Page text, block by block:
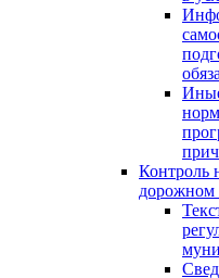
Контроль
дорожном